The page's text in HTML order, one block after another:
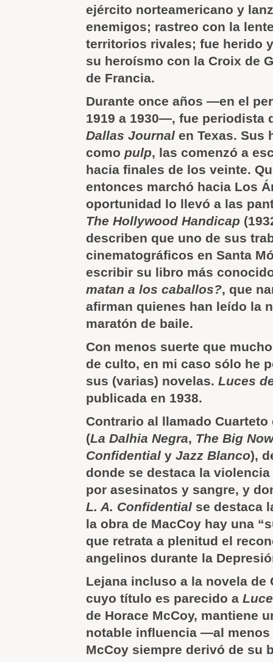
ejército norteamericano y
enemigos; rastreo con la
territorios rivales; fue herido
su heroísmo con la Croix de
de Francia.
Durante once años —en el
1919 a 1930—, fue periodista
Dallas Journal en Texas. Sus
como pulp, las comenzó a
hacia finales de los veinte.
entonces marchó hacia Los
oportunidad lo llevó a las
The Hollywood Handicap
describen que uno de sus
cinematográficos en Santa
escribir su libro más
matan a los caballos?, que
afirman quienes han leído la
maratón de baile.
Con menos suerte que
de culto, en mi caso sólo he
sus (varias) novelas. Luces
publicada en 1938.
Contrario al llamado Cuarteto
(La Dalhia Negra, The Big
Confidential y Jazz Blanco),
donde se destaca la
por asesinatos y sangre, y
L. A. Confidential se destaca
la obra de MacCoy hay una
que retrata a plenitud el
angelinos durante la
Lejana incluso a la novela de
cuyo título es parecido a
de Horace McCoy, mantiene
notable influencia —al
McCoy siempre derivó de su